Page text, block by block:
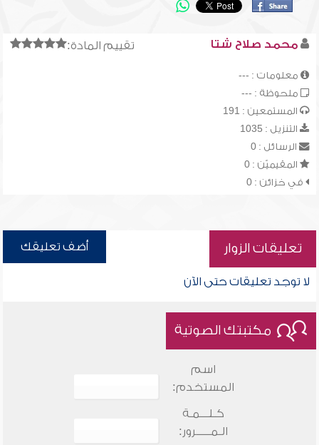
تقييم المادة: محمد صلاح شتا
معلومات : ---
ملحوظة : ---
المستمعين : 191
التنزيل : 1035
الرسائل : 0
المقيميّن : 0
في خزائن : 0
تعليقات الزوار أضف تعليقك
لا توجد تعليقات حتى الآن
مكتبتك الصوتية
اسم
المستخدم:
كـلـــمـة
الـمـــــرور: